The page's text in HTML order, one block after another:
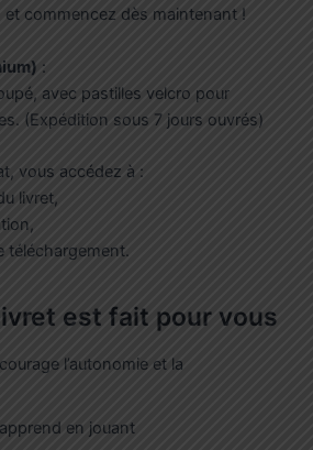
et commencez dès maintenant !
:
avec pastilles velcro pour
(Expédition sous 7 jours ouvrés)
vous accédez à :
livret,
téléchargement.
est fait pour vous
l’autonomie et la
en jouant